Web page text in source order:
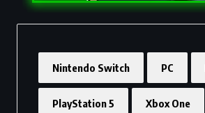
Nintendo Switch PC
PlayStation 5 Xbox One